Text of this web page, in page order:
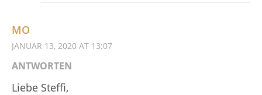
MO
JANUAR 13, 2020 AT 13:07
ANTWORTEN
Liebe Steffi,